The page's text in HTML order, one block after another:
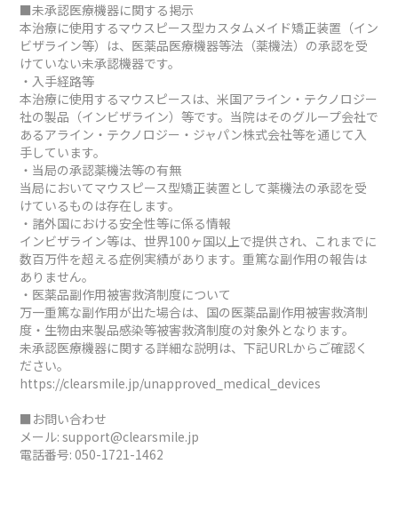
■未承認医療機器に関する掲示
本治療に使用するマウスピース型カスタムメイド矯正装置（イン
ビザライン等）は、医薬品医療機器等法（薬機法）の承認を受
けていない未承認機器です。
・入手経路等
本治療に使用するマウスピースは、米国アライン・テクノロジー
社の製品（インビザライン）等です。当院はそのグループ会社で
あるアライン・テクノロジー・ジャパン株式会社等を通じて入
手しています。
・当局の承認薬機法等の有無
当局においてマウスピース型矯正装置として薬機法の承認を受
けているものは存在します。
・諸外国における安全性等に係る情報
インビザライン等は、世界100ヶ国以上で提供され、これまでに
数百万件を超える症例実績があります。重篤な副作用の報告は
ありません。
・医薬品副作用被害救済制度について
万一重篤な副作用が出た場合は、国の医薬品副作用被害救済制
度・生物由来製品感染等被害救済制度の対象外となります。
未承認医療機器に関する詳細な説明は、下記URLからご確認く
ださい。
https://clearsmile.jp/unapproved_medical_devices
■お問い合わせ
メール: support@clearsmile.jp
電話番号: 050-1721-1462